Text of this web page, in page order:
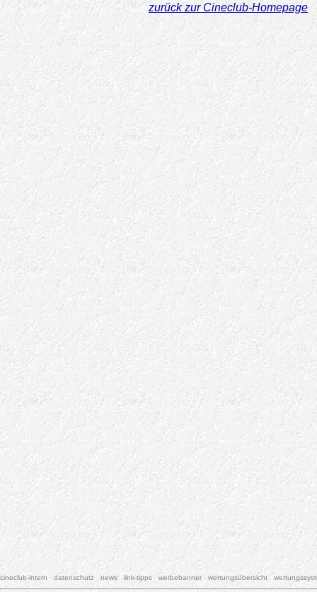
zurück zur Cineclub-Homepage
cineclub-intern datenschutz news link-tipps werbebanner wertungsübersicht